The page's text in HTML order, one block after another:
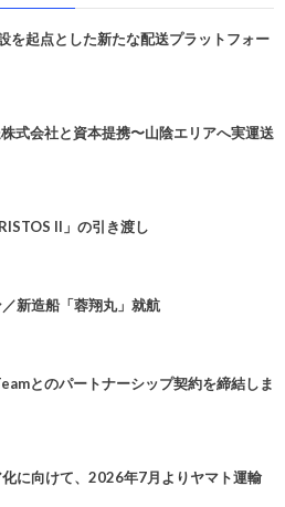
起点とした新たな配送プラットフォー
式会社と資本提携〜山陰エリアへ実運送
II」の引き渡し
新造船「蓉翔丸」就航
とのパートナーシップ契約を締結しま
化に向けて、2026年7月よりヤマト運輸